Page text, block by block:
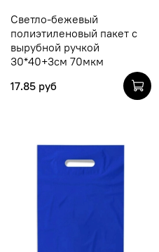
Светло-бежевый
полиэтиленовый пакет с
вырубной ручкой
30*40+3см 70мкм
17.85 руб